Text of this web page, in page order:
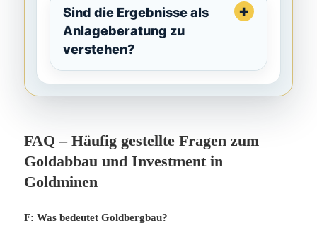
Sind die Ergebnisse als
Anlageberatung zu
verstehen?
FAQ – Häufig gestellte Fragen zum
Goldabbau und Investment in
Goldminen
F: Was bedeutet Goldbergbau?